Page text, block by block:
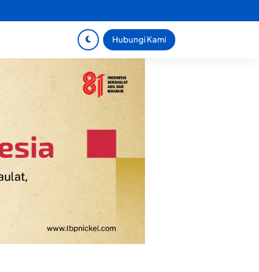
Hubungi Kami